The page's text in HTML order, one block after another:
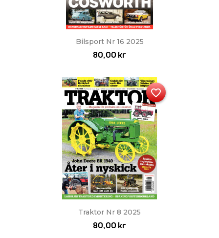
Bilsport Nr 16 2025
80,00 kr
Traktor Nr 8 2025
80,00 kr
favorite_border